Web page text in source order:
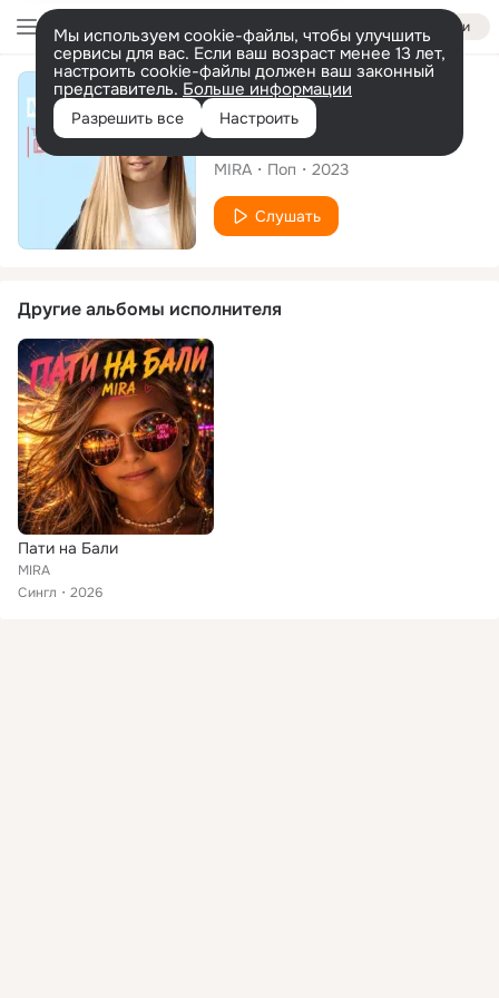
Войти
Мы используем cookie-файлы, чтобы улучшить
сервисы для вас. Если ваш возраст менее 13 лет,
настроить cookie-файлы должен ваш законный
представитель. Больше информации
Разрешить все Настроить
Сингл
Танцуют все
MIRA Поп 2023
Слушать
Другие альбомы исполнителя
Пати на Бали
MIRA
Сингл
2026